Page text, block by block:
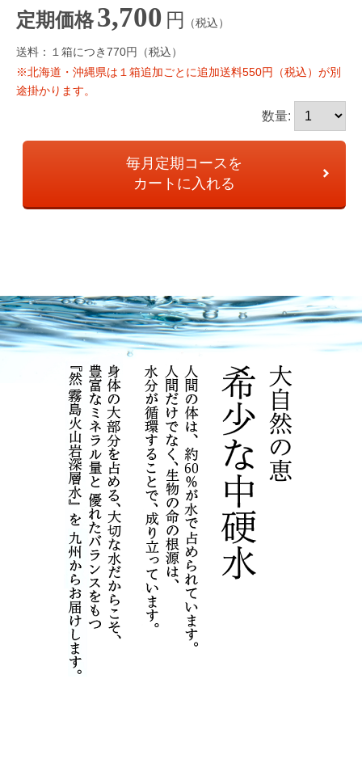
定期価格3,700 円 （税込）
送料：１箱につき770円（税込）
※北海道・沖縄県は１箱追加ごとに追加送料550円（税込）が別
途掛かります。
数量:
毎月定期コースを
カートに入れる